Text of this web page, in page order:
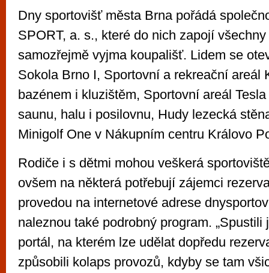
Dny sportovišť města Brna pořádá
SPORT, a. s., které do nich zapojí
samozřejmě vyjma koupališť. Lidem se
Sokola Brno I, Sportovní a rekreační areál
bazénem i kluzištěm, Sportovní areál
saunu, halu i posilovnu, Hudy lezecká
Minigolf One v Nákupním centru Královo
Rodiče i s dětmi mohou veškerá
ovšem na některá potřebují zájemci
provedou na internetové adrese
naleznou také podrobný program. „Spustili
portál, na kterém lze udělat dopředu
způsobili kolaps provozů, kdyby se tam